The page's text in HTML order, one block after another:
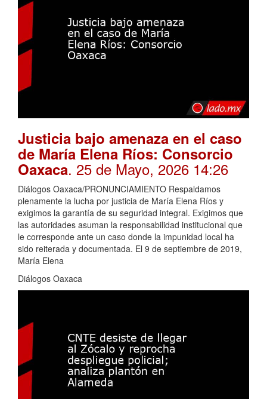
Justicia bajo amenaza en el caso
de María Elena Ríos: Consorcio
Oaxaca. 25 de Mayo, 2026 14:26
Diálogos Oaxaca/PRONUNCIAMIENTO Respaldamos
plenamente la lucha por justicia de María Elena Ríos y
exigimos la garantía de su seguridad integral. Exigimos que
las autoridades asuman la responsabilidad institucional que
le corresponde ante un caso donde la impunidad local ha
sido reiterada y documentada. El 9 de septiembre de 2019,
María Elena
Diálogos Oaxaca